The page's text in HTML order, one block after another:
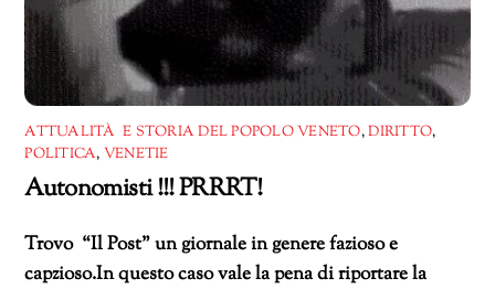
ATTUALITÀ E STORIA DEL POPOLO VENETO,DIRITTO,
POLITICA, VENETIE
Autonomisti !!! PRRRT!
Trovo “Il Post” un giornale in genere fazioso e
capzioso.In questo caso vale la pena di riportare la